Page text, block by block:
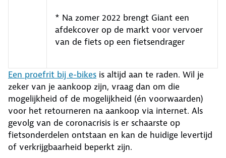
* Na zomer 2022 brengt Giant een
afdekcover op de markt voor vervoer
van de fiets op een fietsendrager
Een proefrit bij e-bikes is altijd aan te raden. Wil je
zeker van je aankoop zijn, vraag dan om die
mogelijkheid of de mogelijkheid (én voorwaarden)
voor het retourneren na aankoop via internet. Als
gevolg van de coronacrisis is er schaarste op
fietsonderdelen ontstaan en kan de huidige levertijd
of verkrijgbaarheid beperkt zijn.